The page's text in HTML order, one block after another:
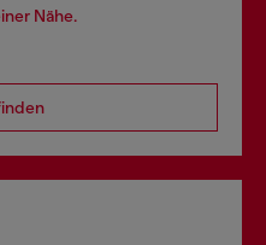
Nähe.